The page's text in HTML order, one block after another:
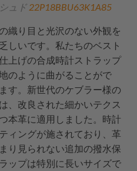
ュド 22P18BBU63K1A85
織り目と光沢のない外観を
しいです。私たちのベスト
上げの合成時計ストラップ
のように曲がることがで
す。新世代のケブラー様の
、改良された細かいテクス
本革に適用しました。時計
ィングが施されており、革
り見られない追加の撥水保
ップは特別に長いサイズで